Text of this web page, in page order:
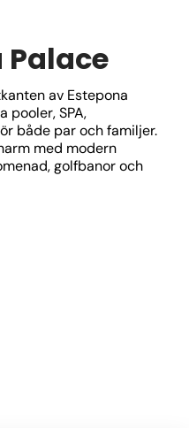
Palace
av Estepona
pooler, SPA,
både par och familjer.
med modern
golfbanor och